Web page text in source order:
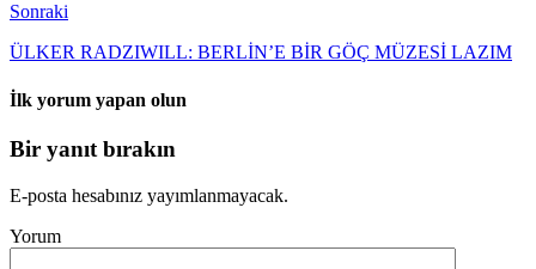
Sonraki
ÜLKER RADZIWILL: BERLİN’E BİR GÖÇ MÜZESİ LAZIM
İlk yorum yapan olun
Bir yanıt bırakın
E-posta hesabınız yayımlanmayacak.
Yorum